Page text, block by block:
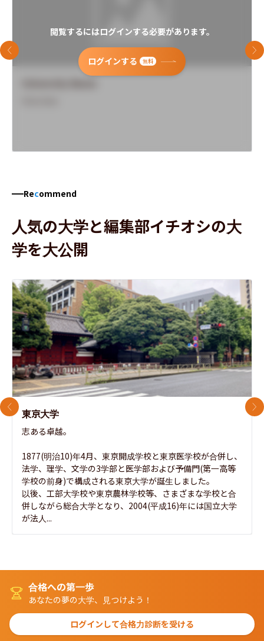
閲覧するにはログインする必要があります。
ログインする 無料
前のスライド 次
Recommend
人気の大学と編集部イチオシの大
学を大公開
東京大学
志ある卓越。
1877(明治10)年4月、東京開成学校と東京医学校が合併し、
法学、理学、文学の3学部と医学部および予備門(第一高等
学校の前身)で構成される東京大学が誕生しました。
以後、工部大学校や東京農林学校等、さまざまな学校と合
併しながら総合大学となり、2004(平成16)年には国立大学
が法人...
前のスライド 次
合格への第一歩
あなたの夢の大学、見つけよう！
ログインして合格力診断を受ける